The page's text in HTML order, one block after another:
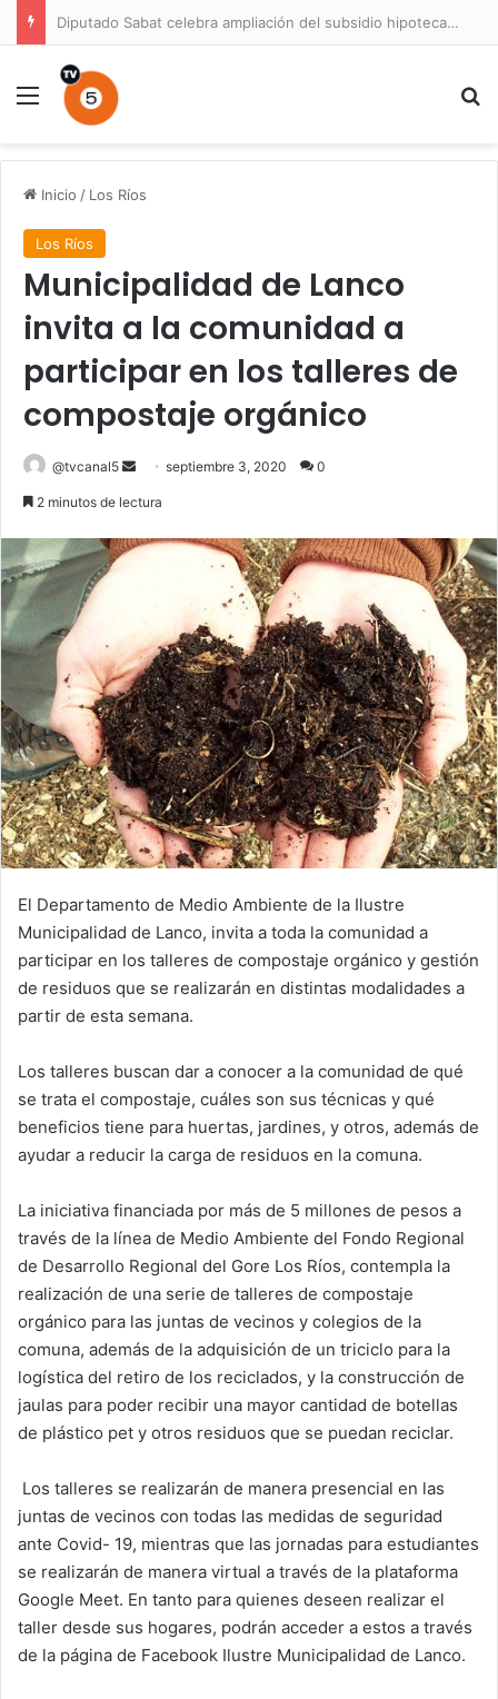
Diputado Sabat celebra ampliación del subsidio hipotecario con viviendas de hasta 6.000 UF
Menú
Inicio / Los Ríos
Los Ríos
Municipalidad de Lanco
invita a la comunidad a
participar en los talleres de
compostaje orgánico
@tvcanal5
Sendseptiembre 3, 2020 0
2 minutos de lectura
El Departamento de Medio Ambiente de la Ilustre
Municipalidad de Lanco, invita a toda la comunidad a
participar en los talleres de compostaje orgánico y gestión
de residuos que se realizarán en distintas modalidades a
partir de esta semana.
Los talleres buscan dar a conocer a la comunidad de qué
se trata el compostaje, cuáles son sus técnicas y qué
beneficios tiene para huertas, jardines, y otros, además de
ayudar a reducir la carga de residuos en la comuna.
La iniciativa financiada por más de 5 millones de pesos a
través de la línea de Medio Ambiente del Fondo Regional
de Desarrollo Regional del Gore Los Ríos, contempla la
realización de una serie de talleres de compostaje
orgánico para las juntas de vecinos y colegios de la
comuna, además de la adquisición de un triciclo para la
logística del retiro de los reciclados, y la construcción de
jaulas para poder recibir una mayor cantidad de botellas
de plástico pet y otros residuos que se puedan reciclar.
Los talleres se realizarán de manera presencial en las
juntas de vecinos con todas las medidas de seguridad
ante Covid- 19, mientras que las jornadas para estudiantes
se realizarán de manera virtual a través de la plataforma
Google Meet. En tanto para quienes deseen realizar el
taller desde sus hogares, podrán acceder a estos a través
de la página de Facebook Ilustre Municipalidad de Lanco.